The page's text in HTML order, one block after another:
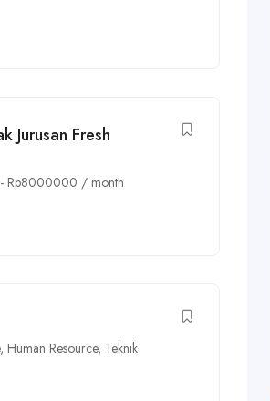
Jurusan Fresh
- Rp8000000 / month
, Human Resource, Teknik